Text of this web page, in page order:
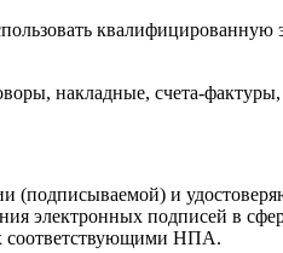
квалифицированную
накладные, счета-фактуры,
(подписываемой) и
электронных подписей в
соответствующими НПА.